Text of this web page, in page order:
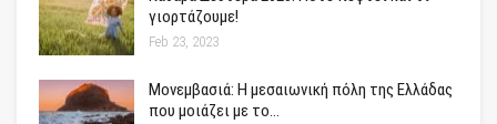
γιορτάζουμε!
Feb 23, 2023
Μονεμβασιά: Η μεσαιωνική πόλη της Ελλάδας
που μοιάζει με το…